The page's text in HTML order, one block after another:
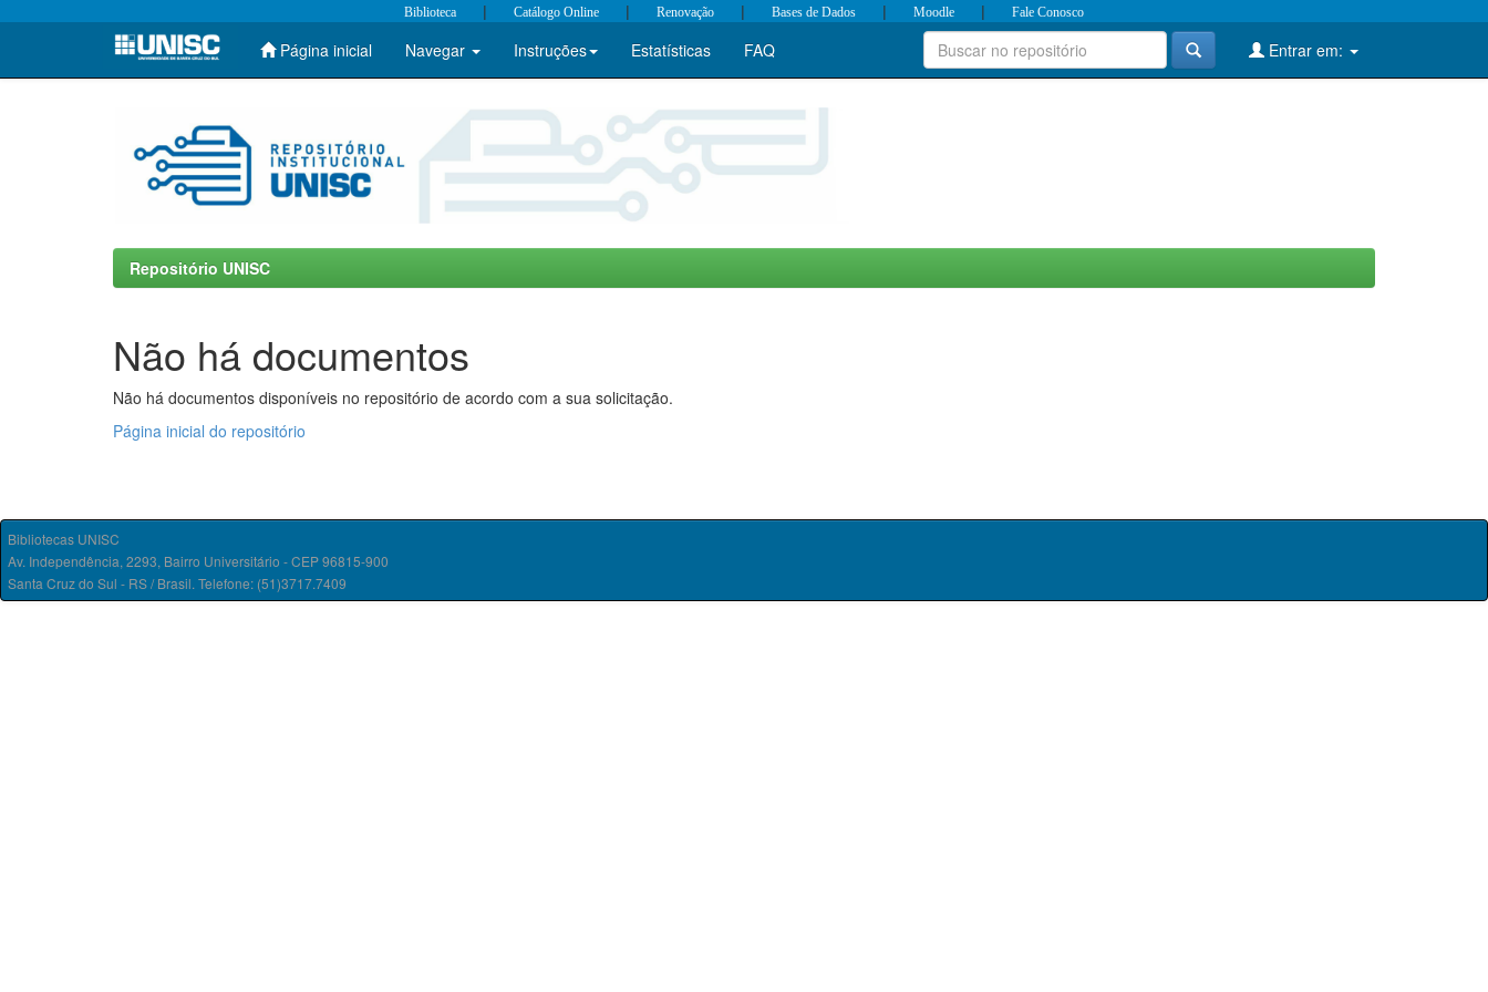
Skip
Biblioteca | Catálogo Online | Renovação | Bases de Dados | Moodle | Fale Conosco
Página inicial Navegar Instruções Estatísticas FAQ Entrar em:
Repositório UNISC
Não há documentos
Não há documentos disponíveis no repositório de acordo com a sua solicitação.
Página inicial do repositório
Bibliotecas UNISC
Av. Independência, 2293, Bairro Universitário - CEP 96815-900
Santa Cruz do Sul - RS / Brasil. Telefone: (51)3717.7409